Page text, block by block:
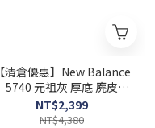
【清倉優惠】New Balance
5740 元祖灰 厚底 麂皮
M5740TA
NT$2,399
NT$4,380